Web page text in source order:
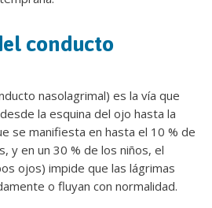
conducto
nasolagrimal) es la vía que
la esquina del ojo hasta la
se manifiesta en hasta el 10 % de
y en un 30 % de los niños, el
ojos) impide que las lágrimas
o fluyan con normalidad.